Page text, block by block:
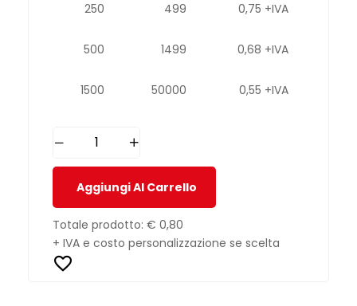
250 499 0,75 +IVA
500 1499 0,68 +IVA
1500 50000 0,55 +IVA
Aggiungi Al Carrello
Totale prodotto: € 0,80
+ IVA e costo personalizzazione se scelta